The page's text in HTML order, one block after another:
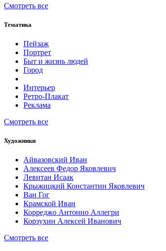
Смотреть все
Тематика
Пейзаж
Портрет
Быт и жизнь людей
Город
Интерьер
Ретро-Плакат
Реклама
Смотреть все
Художники
Айвазовский Иван
Алексеев Федор Яковлевич
Левитан Исаак
Крыжицкий Константин Яковлевич
Ван Гог
Крамской Иван
Корреджо Антонио Аллегри
Корзухин Алексей Иванович
Смотреть все